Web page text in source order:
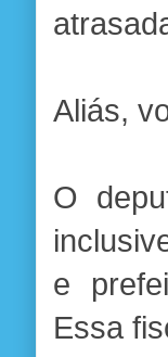
Aliás,
O
e
Essa